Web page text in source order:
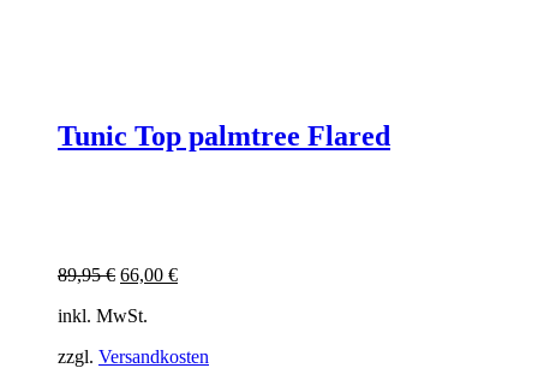
Tunic Top palmtree Flared
89,95€ Ursprünglicher
war:
66,00 €Aktueller
inkl. MwSt.
zzgl. Versandkosten